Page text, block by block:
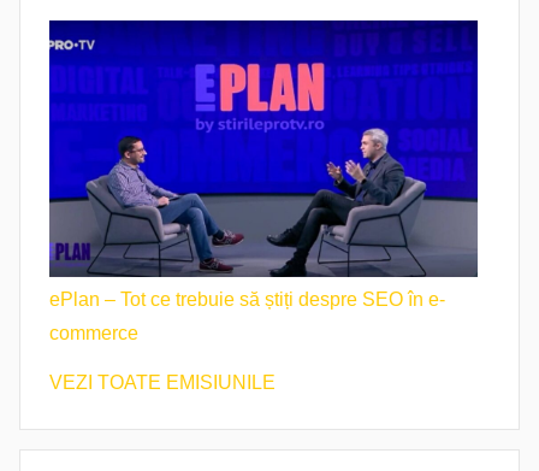
ePlan – Tot ce trebuie să știți despre SEO în e-
commerce
VEZI TOATE EMISIUNILE